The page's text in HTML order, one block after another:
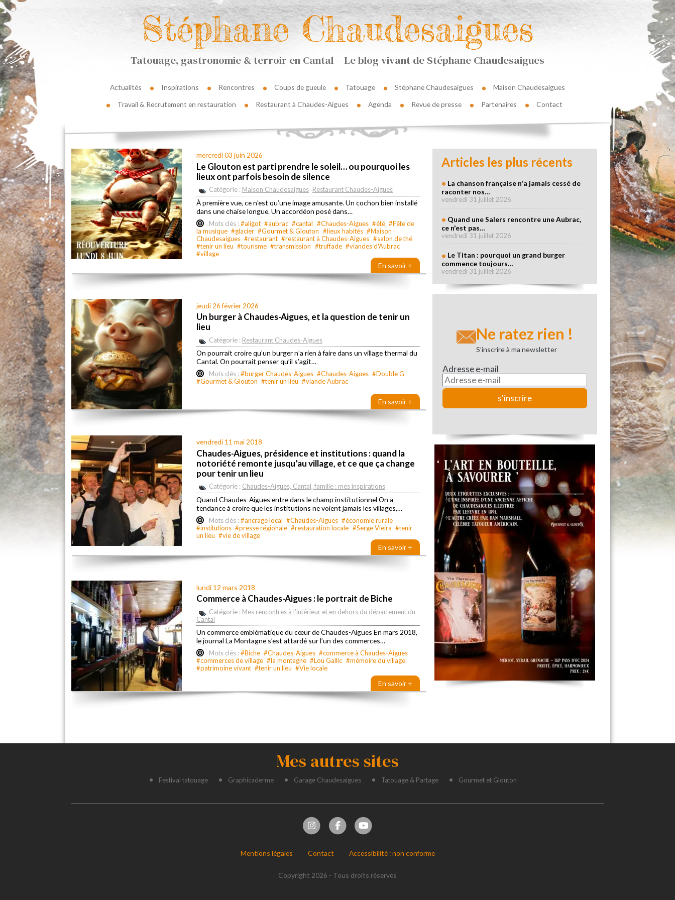
Stéphane Chaudesaigues
Tatouage, gastronomie & terroir en Cantal – Le blog vivant de Stéphane Chaudesaigues
Actualités Inspirations Rencontres Coups de gueule Tatouage Stéphane Chaudesaigues
Maison Chaudesaigues
Travail & Recrutement en restauration
Restaurant à Chaudes-Aigues Agenda Revue de presse Partenaires Contact
mercredi 03 juin 2026
Le Glouton est parti prendre le soleil… ou pourquoi les
lieux ont parfois besoin de silence
Catégorie : Maison Chaudesaigues Restaurant Chaudes-Aigues
À première vue, ce n’est qu’une image amusante. Un cochon bien installé
dans une chaise longue. Un accordéon posé dans…
Mots clés : #aligot #aubrac #cantal #Chaudes-Aigues #été #Fête de
la musique #glacier #Gourmet & Glouton #lieux habités #Maison
Chaudesaigues #restaurant #restaurant à Chaudes-Aigues #salon de thé
#tenir un lieu #tourisme #transmission #truffade #viandes d'Aubrac
#village
En savoir +
jeudi 26 février 2026
Un burger à Chaudes-Aigues, et la question de tenir un
lieu
Catégorie : Restaurant Chaudes-Aigues
On pourrait croire qu’un burger n’a rien à faire dans un village thermal du
Cantal. On pourrait penser qu’il s’agit…
Mots clés : #burger Chaudes-Aigues #Chaudes-Aigues #Double G
#Gourmet & Glouton #tenir un lieu #viande Aubrac
En savoir +
vendredi 11 mai 2018
Chaudes-Aigues, présidence et institutions : quand la
notoriété remonte jusqu’au village, et ce que ça change
pour tenir un lieu
Catégorie : Chaudes-Aigues, Cantal, famille : mes inspirations
Quand Chaudes-Aigues entre dans le champ institutionnel On a
tendance à croire que les institutions ne voient jamais les villages,…
Mots clés : #ancrage local #Chaudes-Aigues #économie rurale
#institutions #presse régionale #restauration locale #Serge Vieira #tenir
un lieu #vie de village
En savoir +
lundi 12 mars 2018
Commerce à Chaudes-Aigues : le portrait de Biche
Catégorie : Mes rencontres à l’intérieur et en dehors du département du
Cantal
Un commerce emblématique du cœur de Chaudes-Aigues En mars 2018,
le journal La Montagne s’est attardé sur l’un des commerces…
Mots clés : #Biche #Chaudes-Aigues #commerce à Chaudes-Aigues
#commerces de village #la montagne #Lou Gallic #mémoire du village
#patrimoine vivant #tenir un lieu #Vie locale
En savoir +
Articles les plus récents
La chanson française n'a jamais cessé de
raconter nos…
vendredi 31 juillet 2026
Quand une Salers rencontre une Aubrac,
ce n'est pas…
vendredi 31 juillet 2026
Le Titan : pourquoi un grand burger
commence toujours…
vendredi 31 juillet 2026
Ne ratez rien !
S’inscrire à ma newsletter
Adresse e-mail
Mes autres sites
Festival tatouage Graphicaderme Garage Chaudesaigues Tatouage & Partage Gourmet et Glouton
Mentions légales Contact Accessibilité : non conforme
Copyright 2026 - Tous droits réservés